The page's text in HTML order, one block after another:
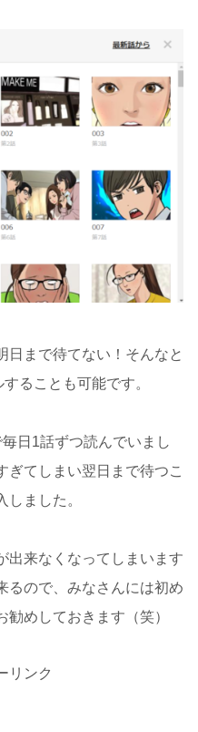
日まで待てない！そんなと
ることも可能です。
日1話ずつ読んでいまし
ぎてしまい翌日まで待つこ
ました。
出来なくなってしまいます
るので、みなさんには初め
めしておきます（笑）
リンク